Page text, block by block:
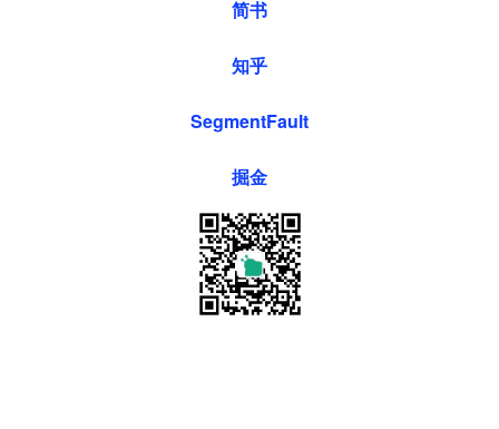
简书
知乎
SegmentFault
掘金